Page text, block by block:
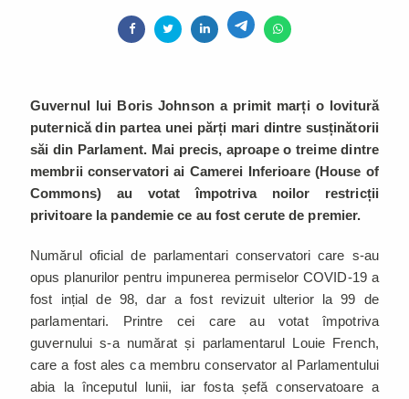
Guvernul lui Boris Johnson a primit marți o lovitură
puternică din partea unei părți mari dintre susținătorii
săi din Parlament. Mai precis, aproape o treime dintre
membrii conservatori ai Camerei Inferioare (House of
Commons) au votat împotriva noilor restricții
privitoare la pandemie ce au fost cerute de premier.
Numărul oficial de parlamentari conservatori care s-au
opus planurilor pentru impunerea permiselor COVID-19 a
fost ințial de 98, dar a fost revizuit ulterior la 99 de
parlamentari. Printre cei care au votat împotriva
guvernului s-a numărat și parlamentarul Louie French,
care a fost ales ca membru conservator al Parlamentului
abia la începutul lunii, iar fosta șefă conservatoare a